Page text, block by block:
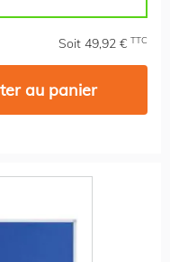
Soit 49,92 € TTC
au panier